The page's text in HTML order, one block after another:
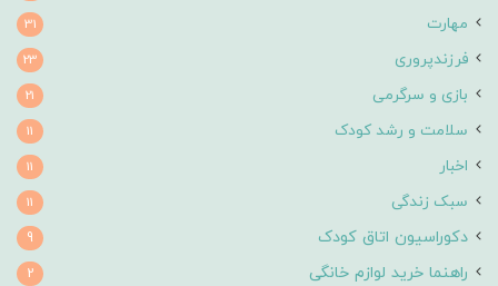
مهارت 31
فرزندپروری 23
بازی و سرگرمی 21
سلامت و رشد کودک 11
اخبار 11
سبک زندگی 11
دکوراسیون اتاق کودک 9
راهنما خرید لوازم خانگی 2